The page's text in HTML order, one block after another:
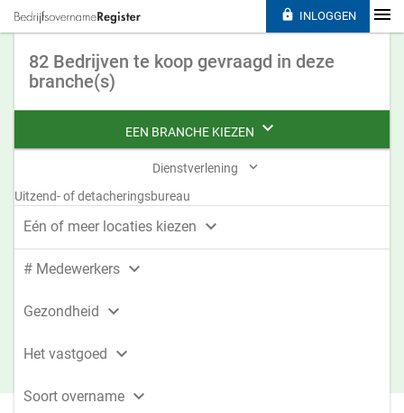
82 Bedrijven te koop gevraagd in deze
branche(s)
EEN BRANCHE KIEZEN 
Dienstverlening 
Uitzend- of detacheringsbureau
Eén of meer locaties kiezen 
# Medewerkers 
Gezondheid 
Het vastgoed 
Soort overname 
 INLOGGEN